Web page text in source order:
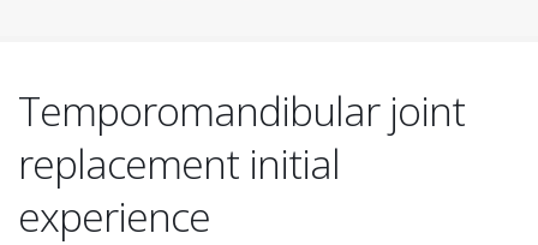
Temporomandibular joint
replacement initial
experience